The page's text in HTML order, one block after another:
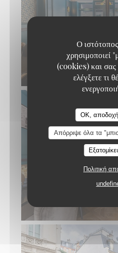
Ο
χρησιμοποιεί
(cookies) και σας
ελέγξετε τι
OK,
Απόρριψε όλα τα
Πολιτική